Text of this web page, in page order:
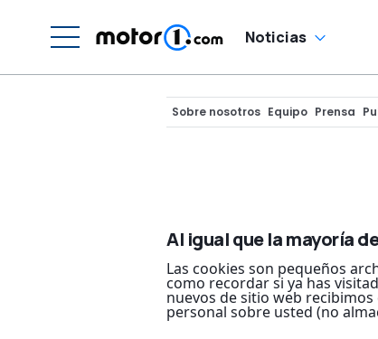
Noticias
Sobre nosotros Equipo Prensa
Al igual que la mayoría
Las cookies son pequeños
como recordar si ya has
nuevos de sitio web
personal sobre usted (no